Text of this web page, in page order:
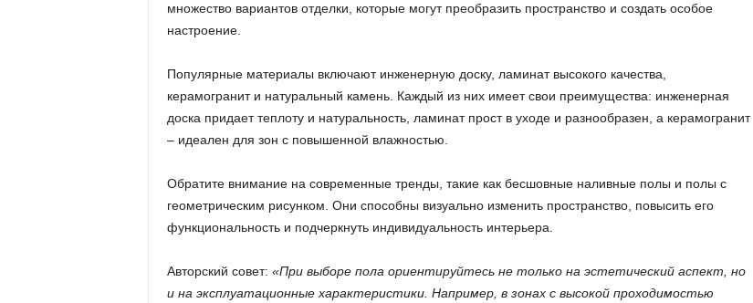
множество вариантов отделки, которые могут преобразить пространство и создать особое
настроение.
Популярные материалы включают инженерную доску, ламинат высокого качества,
керамогранит и натуральный камень. Каждый из них имеет свои преимущества: инженерная
доска придает теплоту и натуральность, ламинат прост в уходе и разнообразен, а керамогранит
– идеален для зон с повышенной влажностью.
Обратите внимание на современные тренды, такие как бесшовные наливные полы и полы с
геометрическим рисунком. Они способны визуально изменить пространство, повысить его
функциональность и подчеркнуть индивидуальность интерьера.
Авторский совет: «При выборе пола ориентируйтесь не только на эстетический аспект, но
и на эксплуатационные характеристики. Например, в зонах с высокой проходимостью